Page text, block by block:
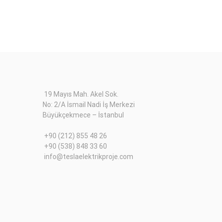
19 Mayıs Mah. Akel Sok.
No: 2/A İsmail Nadi İş Merkezi
Büyükçekmece – İstanbul
+90 (212) 855 48 26
+90 (538) 848 33 60
info@teslaelektrikproje.com